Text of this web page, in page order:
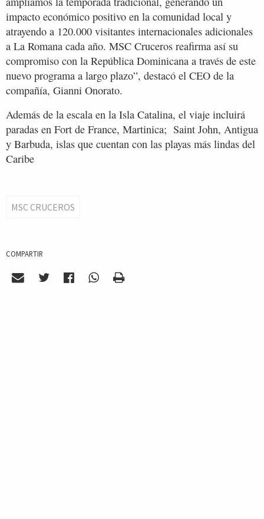
impacto económico positivo en la comunidad local y
atrayendo a 120.000 visitantes internacionales adicionales
a La Romana cada año. MSC Cruceros reafirma así su
compromiso con la República Dominicana a través de este
nuevo programa a largo plazo”, destacó el CEO de la
compañía, Gianni Onorato.
Además de la escala en la Isla Catalina, el viaje incluirá
paradas en Fort de France, Martinica; Saint John, Antigua
y Barbuda, islas que cuentan con las playas más lindas del
Caribe
MSC CRUCEROS
COMPARTIR